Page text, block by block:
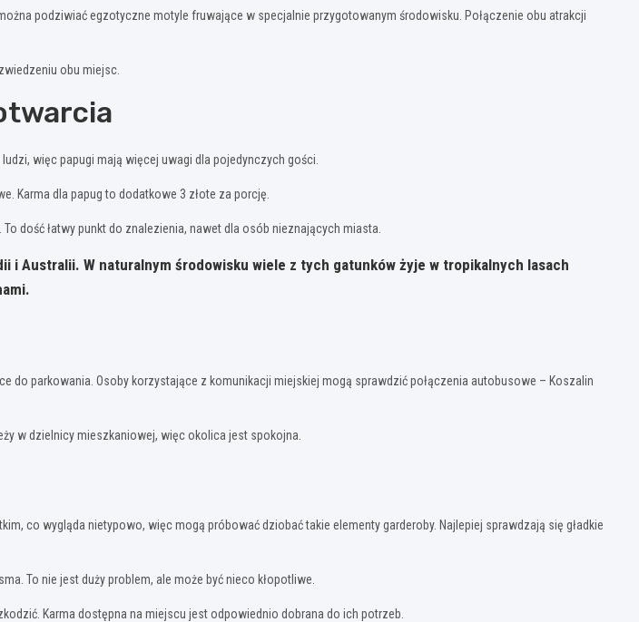
podziwiać egzotyczne motyle fruwające w specjalnie przygotowanym środowisku. Połączenie obu atrakcji
obu miejsc.
więc papugi mają więcej uwagi dla pojedynczych gości.
Karma dla papug to dodatkowe 3 złote za porcję.
dość łatwy punkt do znalezienia, nawet dla osób nieznających miasta.
i Australii. W naturalnym środowisku wiele z tych gatunków żyje w tropikalnych lasach
parkowania. Osoby korzystające z komunikacji miejskiej mogą sprawdzić połączenia autobusowe – Koszalin
w dzielnicy mieszkaniowej, więc okolica jest spokojna.
co wygląda nietypowo, więc mogą próbować dziobać takie elementy garderoby. Najlepiej sprawdzają się gładkie
To nie jest duży problem, ale może być nieco kłopotliwe.
Karma dostępna na miejscu jest odpowiednio dobrana do ich potrzeb.